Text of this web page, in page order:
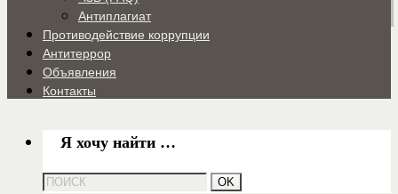
Антиплагиат
Противодействие коррупции
Антитеррор
Объявления
Контакты
Я хочу найти …